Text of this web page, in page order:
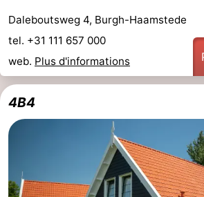
Daleboutsweg 4, Burgh-Haamstede
tel. +31 111 657 000
web. Plus d'informations
4B4